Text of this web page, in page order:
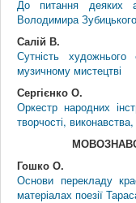
До питання деяких
Володимира Зубицького
Салій В.
Сутність
музичному мистецтві
Сергієнко О.
Оркестр народних
творчості,
Гошко О.
Основи перекладу
матеріалах поезії